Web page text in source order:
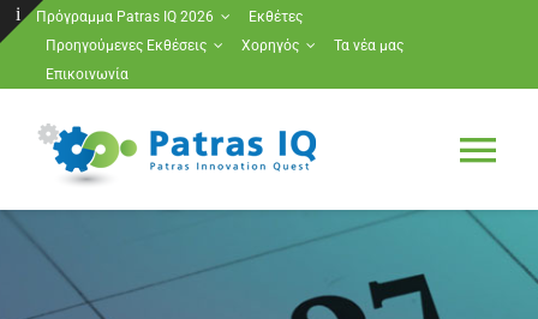
Μετάβαση
Πρόγραμμα Patras IQ 2026
Εκθέτες
Προηγούμενες Εκθέσεις
Χορηγός
Τα νέα μας
Επικοινωνία
Εκθέτες
Toggle